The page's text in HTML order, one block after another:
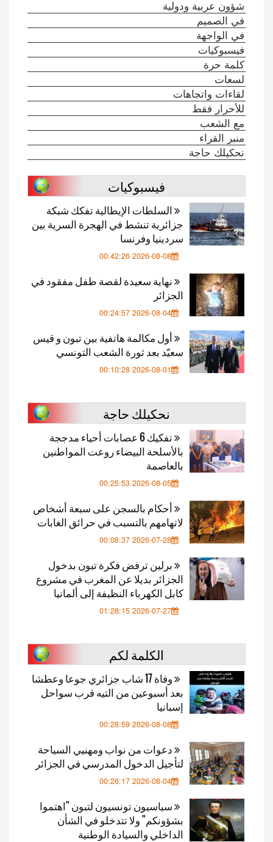
شؤون عربية ودولية
في الصميم
في الواجهة
فيسبوكيات
كلمة حرة
لسعات
لقاءات واتجاهات
للأحرار فقط
مع الشعب
منبر القراء
نحكيلك حاجة
فيسبوكيات
السلطات الإيطالية تفكك شبكة
جزائرية تنشط في الهجرة السرية بين
سردينيا وفرنسا
2026-08-08 00:42:26
نهاية سعيدة لقصة طفل مفقود في
الجزائر
2026-08-04 00:24:57
أول مكالمة هاتفية بين تبون و قيس
سعيّد بعد ثورة الشعب التونسي
2026-08-01 00:10:28
نحكيلك حاجة
تفكيك 6 عصابات أحياء مدججة
بالأسلحة البيضاء روعت المواطنين
بالعاصمة
2026-08-05 00:25:53
أحكام بالسجن على سبعة أشخاص
لاتهامهم بالتسبب في حرائق الغابات
2026-07-28 00:08:37
برلين ترفض فكرة تبون بدخول
الجزائر بديلا عن المغرب في مشروع
كابل الكهرباء النظيفة إلى ألمانيا
2026-07-27 01:28:15
الكلمة لكم
وفاة 17 شاب جزائري جوعا وعطشا
بعد أسبوعين من التيه قرب سواحل
إسبانيا
2026-08-08 00:28:59
دعوات من نواب ومهنيي السياحة
لتأجيل الدخول المدرسي في الجزائر
2026-08-04 00:26:17
سياسيون تونسيون لتبون "اهتموا
بشؤونكم" ولا تتدخلو في الشأن
الداخلي والسيادة الوطنية